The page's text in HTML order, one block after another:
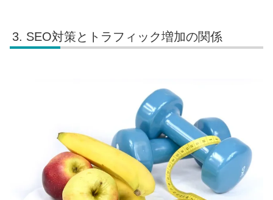
SEO対策とトラフィック増加の関係